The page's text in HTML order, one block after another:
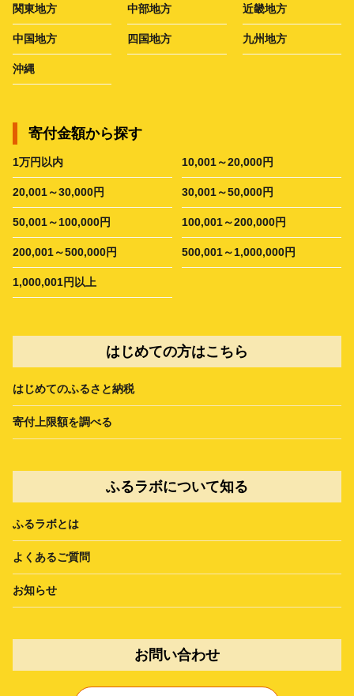
関東地方 中部地方 近畿地方
中国地方 四国地方 九州地方
沖縄
寄付金額から探す
1万円以内 10,001～20,000円
20,001～30,000円 30,001～50,000円
50,001～100,000円 100,001～200,000円
200,001～500,000円 500,001～1,000,000円
1,000,001円以上
はじめての方はこちら
はじめてのふるさと納税
寄付上限額を調べる
ふるラボについて知る
ふるラボとは
よくあるご質問
お知らせ
お問い合わせ